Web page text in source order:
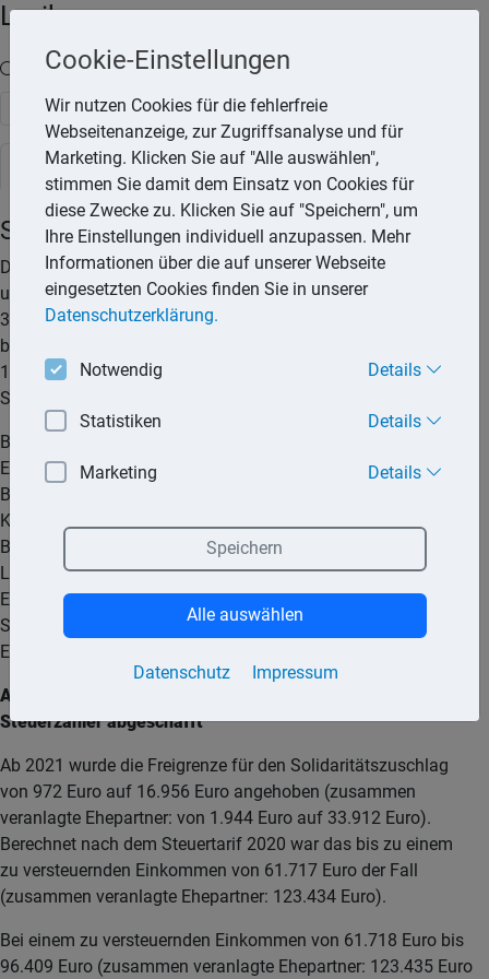
Lexika
Volltext-Suche in den Lexika
Suchen
Steuerlexikon
Solidaritätszuschlag
Der Solidaritätszuschlag wurde zum 01.07.1991 eingeführt
und betrug bis 30.6.1992 7,5 %. Im Zeitraum 01.07.1993 bis
31.12.1994 war der Solidaritätszuschlag abgeschafft, aber
bereits 1995 wieder eingeführt. In den Jahren 1995, 1996 und
1997 galt ein Steuersatz von 7,5 %. Seit 1998 beträgt der
Solidaritätszuschlag 5,5 %.
Bemessungsgrundlage für den Solidaritätszuschlag ist die
Einkommensteuer oder Körperschaftsteuer nach der
Berücksichtigung von Freibeträgen (unter anderem
Kinderfreibetrag). Beim Steuerabzug vom Arbeitslohn ist die
Bemessungsgrundlage die um Freibeträge verminderte
Lohnsteuer. Der bei einer Vorauszahlung von
Einkommensteuer oder Körperschaftsteuer gezahlte
Solidaritätszuschlag wird bei der Veranlagung zur
Einkommensteuer/Körperschaftsteuer berücksichtigt.
Ab 2021: Solidaritätszuschlag wird für die meisten
Steuerzahler abgeschafft
Ab 2021 wurde die Freigrenze für den Solidaritätszuschlag
von 972 Euro auf 16.956 Euro angehoben (zusammen
veranlagte Ehepartner: von 1.944 Euro auf 33.912 Euro).
Berechnet nach dem Steuertarif 2020 war das bis zu einem
zu versteuernden Einkommen von 61.717 Euro der Fall
(zusammen veranlagte Ehepartner: 123.434 Euro).
Bei einem zu versteuernden Einkommen von 61.718 Euro bis
96.409 Euro (zusammen veranlagte Ehepartner: 123.435 Euro
Cookie-Einstellungen
Wir nutzen Cookies für die fehlerfreie
Webseitenanzeige, zur Zugriffsanalyse und für
Marketing. Klicken Sie auf "Alle auswählen",
stimmen Sie damit dem Einsatz von Cookies für
diese Zwecke zu. Klicken Sie auf "Speichern", um
Ihre Einstellungen individuell anzupassen. Mehr
Informationen über die auf unserer Webseite
eingesetzten Cookies finden Sie in unserer
Datenschutzerklärung.
Notwendig Details
Statistiken Details
Marketing Details
Datenschutz Impressum
Speichern
Alle auswählen